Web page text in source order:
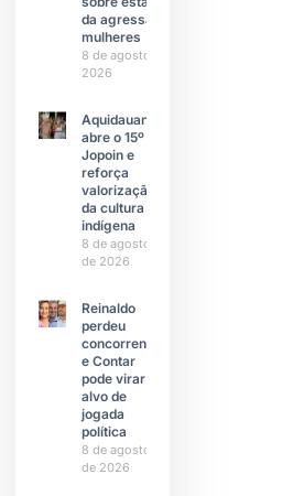
da agressão a
mulheres
8 de agosto de
2026
Aquidauana
abre o 15º
Jopoin e
reforça
valorização
da cultura
indígena
8 de agosto
de 2026
Reinaldo
perdeu
concorrente
e Contar
pode virar
alvo de
jogada
política
8 de agosto
de 2026